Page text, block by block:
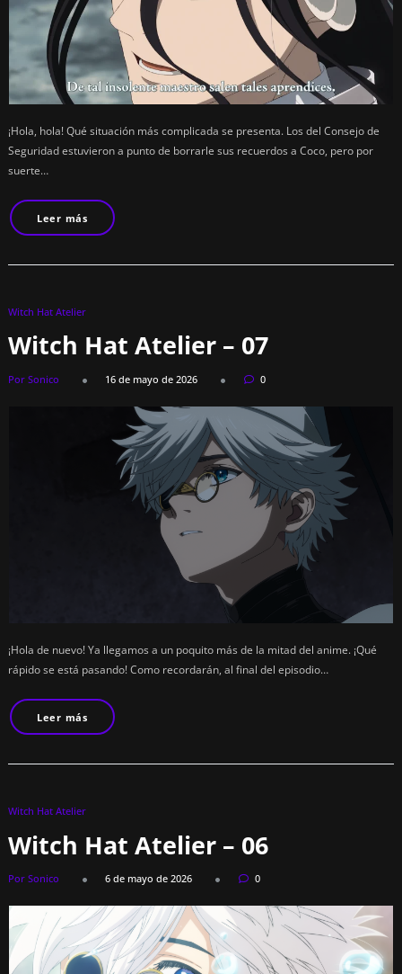
¡Hola, hola! Qué situación más complicada se presenta. Los del Consejo de
Seguridad estuvieron a punto de borrarle sus recuerdos a Coco, pero por
suerte…
Leer más
Witch Hat Atelier
Witch Hat Atelier – 07
Por Sonico 16 de mayo de 2026 0
¡Hola de nuevo! Ya llegamos a un poquito más de la mitad del anime. ¡Qué
rápido se está pasando! Como recordarán, al final del episodio…
Leer más
Witch Hat Atelier
Witch Hat Atelier – 06
Por Sonico 6 de mayo de 2026 0